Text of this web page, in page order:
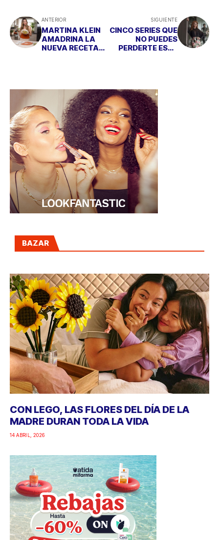
ANTERIOR
MARTINA KLEIN
AMADRINA LA
NUEVA RECETA
SIGUIENTE
CINCO SERIES QUE
NO PUEDES
PERDERTE ESTE
BAZAR
CON LEGO, LAS FLORES DEL DÍA DE LA
MADRE DURAN TODA LA VIDA
14 ABRIL, 2026